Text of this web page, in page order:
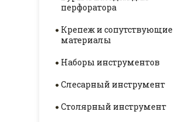
перфоратора
Крепеж и сопутствующие
материалы
Наборы инструментов
Слесарный инструмент
Столярный инструмент